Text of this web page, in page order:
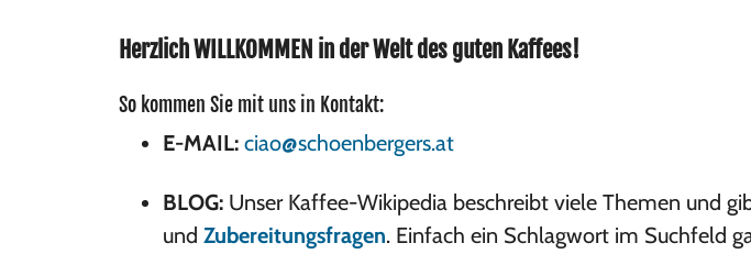
Herzlich WILLKOMMEN in der Welt des guten Kaffees!
So kommen Sie mit uns in Kontakt:
E-MAIL: ciao@schoenbergers.at
BLOG: Unser Kaffee-Wikipedia beschreibt viele Themen und
und Zubereitungsfragen. Einfach ein Schlagwort im Suchfeld